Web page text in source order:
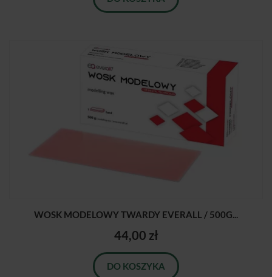
WOSK MODELOWY TWARDY EVERALL / 500G...
44,00 zł
DO KOSZYKA